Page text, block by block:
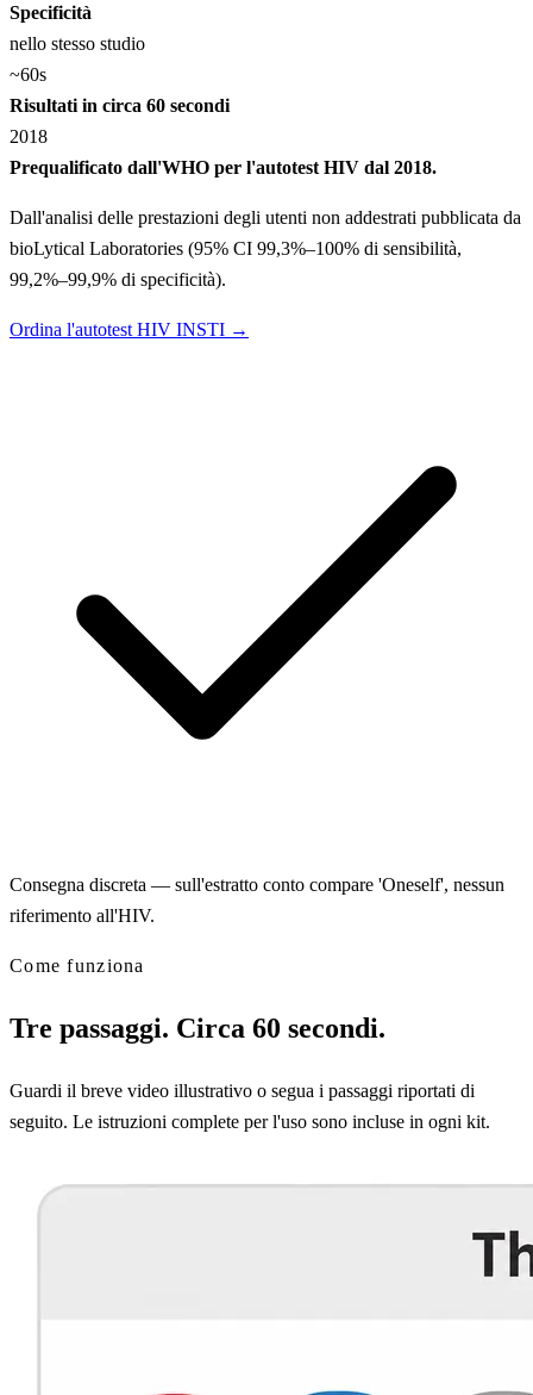
Specificità
nello stesso studio
~60s
Risultati in circa 60 secondi
2018
Prequalificato dall'WHO per l'autotest HIV dal 2018.
Dall'analisi delle prestazioni degli utenti non addestrati pubblicata da
bioLytical Laboratories (95% CI 99,3%–100% di sensibilità,
99,2%–99,9% di specificità).
Ordina l'autotest HIV INSTI →
Consegna discreta — sull'estratto conto compare 'Oneself', nessun
riferimento all'HIV.
Come funziona
Tre passaggi. Circa 60 secondi.
Guardi il breve video illustrativo o segua i passaggi riportati di
seguito. Le istruzioni complete per l'uso sono incluse in ogni kit.